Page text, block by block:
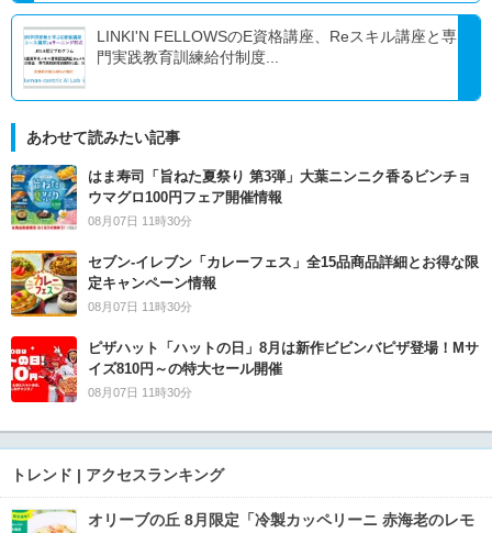
LINKI'N FELLOWSのE資格講座、Reスキル講座と専
門実践教育訓練給付制度...
あわせて読みたい記事
はま寿司「旨ねた夏祭り 第3弾」大葉ニンニク香るビンチョ
ウマグロ100円フェア開催情報
08月07日 11時30分
セブン‐イレブン「カレーフェス」全15品商品詳細とお得な限
定キャンペーン情報
08月07日 11時30分
ピザハット「ハットの日」8月は新作ビビンバピザ登場！Mサ
イズ810円～の特大セール開催
08月07日 11時30分
トレンド | アクセスランキング
オリーブの丘 8月限定「冷製カッペリーニ 赤海老のレモ